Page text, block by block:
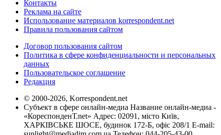
Контакты
Реклама на сайте
Использование материалов korrespondent.net
Правила пользования сайтом
Договор пользования сайтом
Политика в сфере конфиденциальности и персональных
данных
Пользовательское соглашение
Редакция
© 2000-2026, Korrespondent.net
Субъект в сфере онлайн-медиа Название онлайн-медиа -
«КореспонденТ.net» Адрес: 02091, місто Київ,
ХАРКІВСЬКЕ ШОСЕ, будинок 172-Б, офіс 208/1 E-mail: